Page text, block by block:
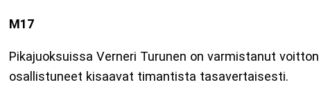
M17
Pikajuoksuissa Verneri Turunen on varmistanut
osallistuneet kisaavat timantista tasavertaisesti.